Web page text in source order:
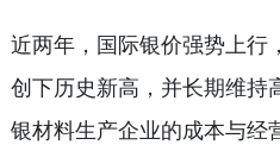
近两年，国际银价强势上行
创下历史新高，并长期维持
银材料生产企业的成本与经